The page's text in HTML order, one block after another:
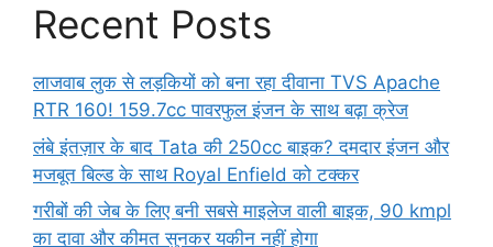
Recent Posts
लाजवाब लुक से लड़कियों को बना रहा दीवाना TVS Apache
RTR 160! 159.7cc पावरफुल इंजन के साथ बढ़ा क्रेज
लंबे इंतज़ार के बाद Tata की 250cc बाइक? दमदार इंजन और
मजबूत बिल्ड के साथ Royal Enfield को टक्कर
गरीबों की जेब के लिए बनी सबसे माइलेज वाली बाइक, 90 kmpl
का दावा और कीमत सुनकर यकीन नहीं होगा